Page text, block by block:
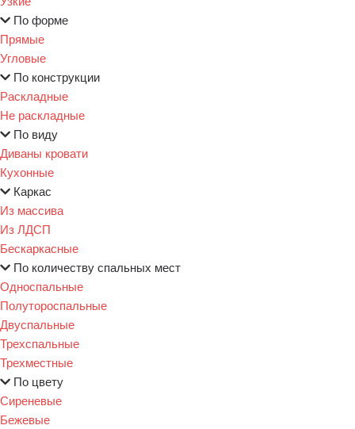
По форме
Прямые
Угловые
По конструкции
Раскладные
Не раскладные
По виду
Диваны кровати
Кухонные
Каркас
Из массива
Из ЛДСП
Бескаркасные
По количеству спальных мест
Односпальные
Полутороспальные
Двуспальные
Трехспальные
Трехместные
По цвету
Сиреневые
Бежевые